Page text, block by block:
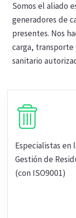
Somos el aliado
generadores de
presentes. Nos
carga,
sanitario
Especialistas en
Gestión de
(con ISO9001)